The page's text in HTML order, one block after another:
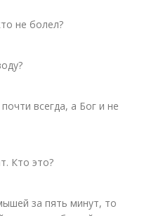
не болел?
всегда, а Бог и не
Кто это?
за пять минут, то